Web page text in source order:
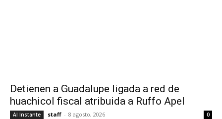
Detienen a Guadalupe ligada a red de
huachicol fiscal atribuida a Ruffo Apel
Al Instante staff - 8 agosto, 2026 0